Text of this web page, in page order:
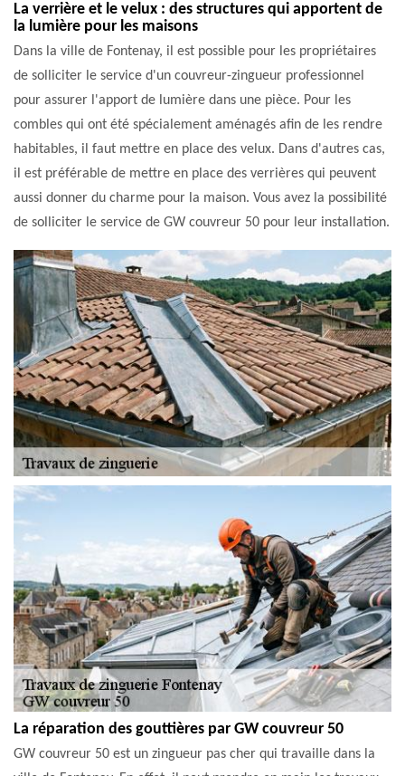
La verrière et le velux : des structures qui apportent de
la lumière pour les maisons
Dans la ville de Fontenay, il est possible pour les propriétaires
de solliciter le service d'un couvreur-zingueur professionnel
pour assurer l'apport de lumière dans une pièce. Pour les
combles qui ont été spécialement aménagés afin de les rendre
habitables, il faut mettre en place des velux. Dans d'autres cas,
il est préférable de mettre en place des verrières qui peuvent
aussi donner du charme pour la maison. Vous avez la possibilité
de solliciter le service de GW couvreur 50 pour leur installation.
La réparation des gouttières par GW couvreur 50
GW couvreur 50 est un zingueur pas cher qui travaille dans la